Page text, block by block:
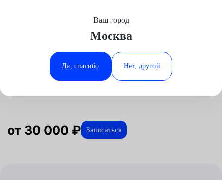
Минеральные Воды
Ростов-на-Дону
Ставрополь
Ваш город
Москва
Да, спасибо Нет, другой
ОтзывыАвтосервис
Замена поршневых колец для
LADA (ВАЗ) в Москве
от 30 000 ₽ Записаться